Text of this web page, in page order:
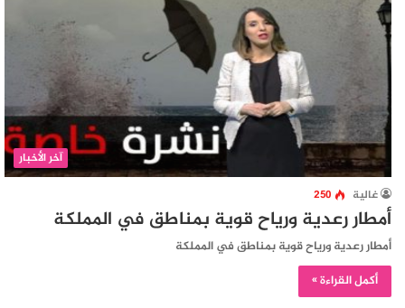
آخر الأخبار
غالية 250
أمطار رعدية ورياح قوية بمناطق في المملكة
أمطار رعدية ورياح قوية بمناطق في المملكة
أكمل القراءة »